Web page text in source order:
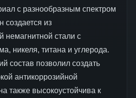
с разнообразным спектром
создается из
немагнитной стали с
никеля, титана и углерода.
состав позволил создать
антикоррозийной
также высокоустойчива к